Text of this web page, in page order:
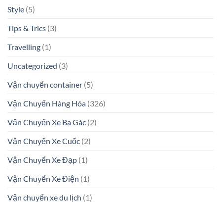
Style (5)
Tips & Trics (3)
Travelling (1)
Uncategorized (3)
Vận chuyển container (5)
Vận Chuyển Hàng Hóa (326)
Vận Chuyển Xe Ba Gác (2)
Vận Chuyển Xe Cuốc (2)
Vận Chuyển Xe Đạp (1)
Vận Chuyển Xe Điện (1)
Vận chuyển xe du lịch (1)